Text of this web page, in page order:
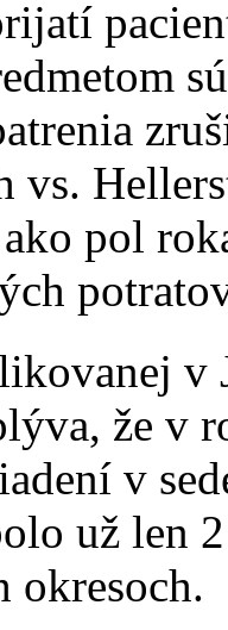
vs.
pol
v
že v
v
už len
okresoch.